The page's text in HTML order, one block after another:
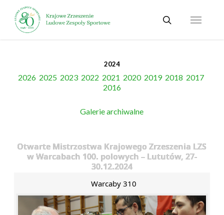
main
content
search
Menu
2024
2026 2025 2023 2022 2021 2020 2019 2018 2017
2016
Galerie archiwalne
Otwarte Mistrzostwa Krajowego Zrzeszenia LZS
w Warcabach 100. polowych – Lututów, 27-
30.12.2024
Warcaby 310